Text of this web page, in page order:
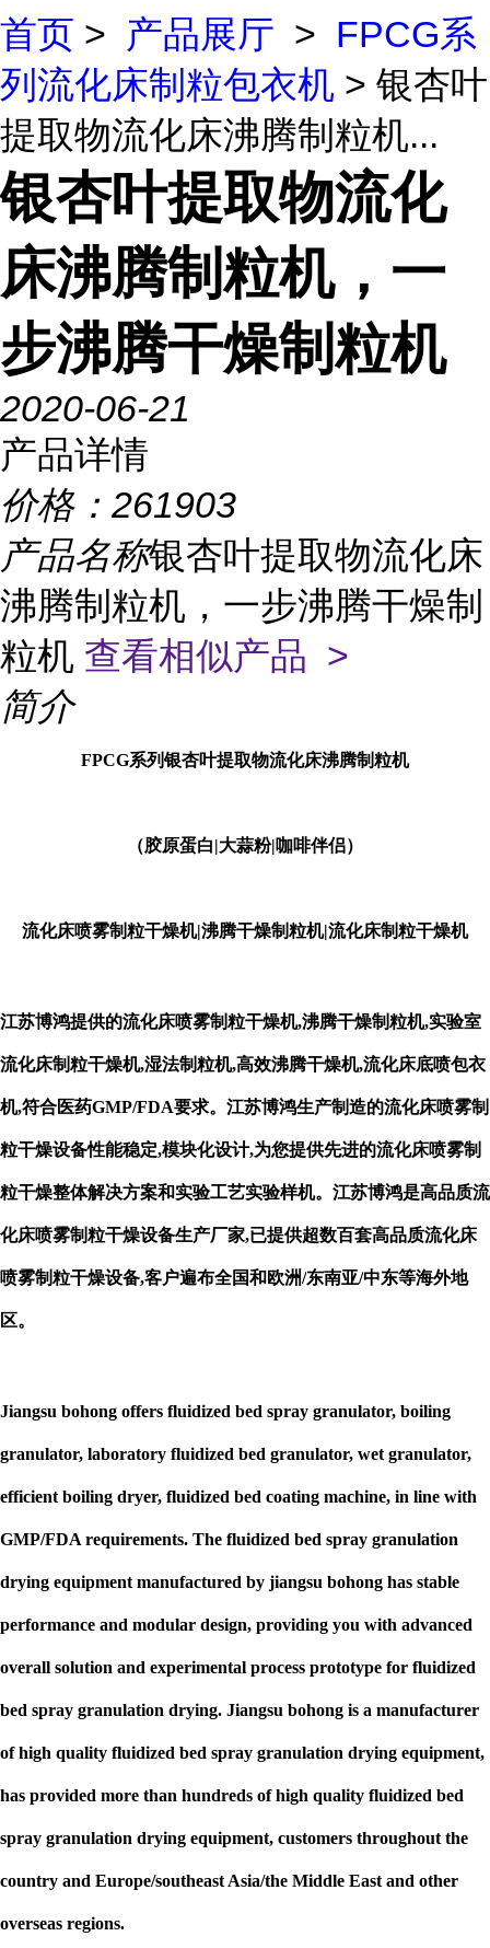
首页 > 产品展厅 > FPCG系
列流化床制粒包衣机 > 银杏叶
提取物流化床沸腾制粒机...
银杏叶提取物流化
床沸腾制粒机，一
步沸腾干燥制粒机
2020-06-21
产品详情
价格： 261903
产品名称银杏叶提取物流化床
沸腾制粒机，一步沸腾干燥制
粒机 查看相似产品 >
简介
FPCG系列银杏叶提取物流化床沸腾制粒机
（胶原蛋白|大蒜粉|咖啡伴侣）
流化床喷雾制粒干燥机|沸腾干燥制粒机|流化床制粒干燥机
江苏博鸿提供的流化床喷雾制粒干燥机,沸腾干燥制粒机,实验室
流化床制粒干燥机,湿法制粒机,高效沸腾干燥机,流化床底喷包衣
机,符合医药GMP/FDA要求。 江苏博鸿生产制造的流化床喷雾制
粒干燥设备性能稳定,模块化设计,为您提供先进的流化床喷雾制
粒干燥整体解决方案和实验工艺实验样机。 江苏博鸿是高品质流
化床喷雾制粒干燥设备生产厂家,已提供超数百套高品质流化床
喷雾制粒干燥设备,客户遍布全国和欧洲/东南亚/中东等海外地
区。
Jiangsu bohong offers fluidized bed spray granulator, boiling
granulator, laboratory fluidized bed granulator, wet granulator,
efficient boiling dryer, fluidized bed coating machine, in line with
GMP/FDA requirements. The fluidized bed spray granulation
drying equipment manufactured by jiangsu bohong has stable
performance and modular design, providing you with advanced
overall solution and experimental process prototype for fluidized
bed spray granulation drying. Jiangsu bohong is a manufacturer
of high quality fluidized bed spray granulation drying equipment,
has provided more than hundreds of high quality fluidized bed
spray granulation drying equipment, customers throughout the
country and Europe/southeast Asia/the Middle East and other
overseas regions.